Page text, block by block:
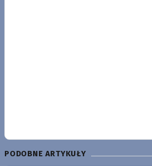
PODOBNE ARTYKUŁY